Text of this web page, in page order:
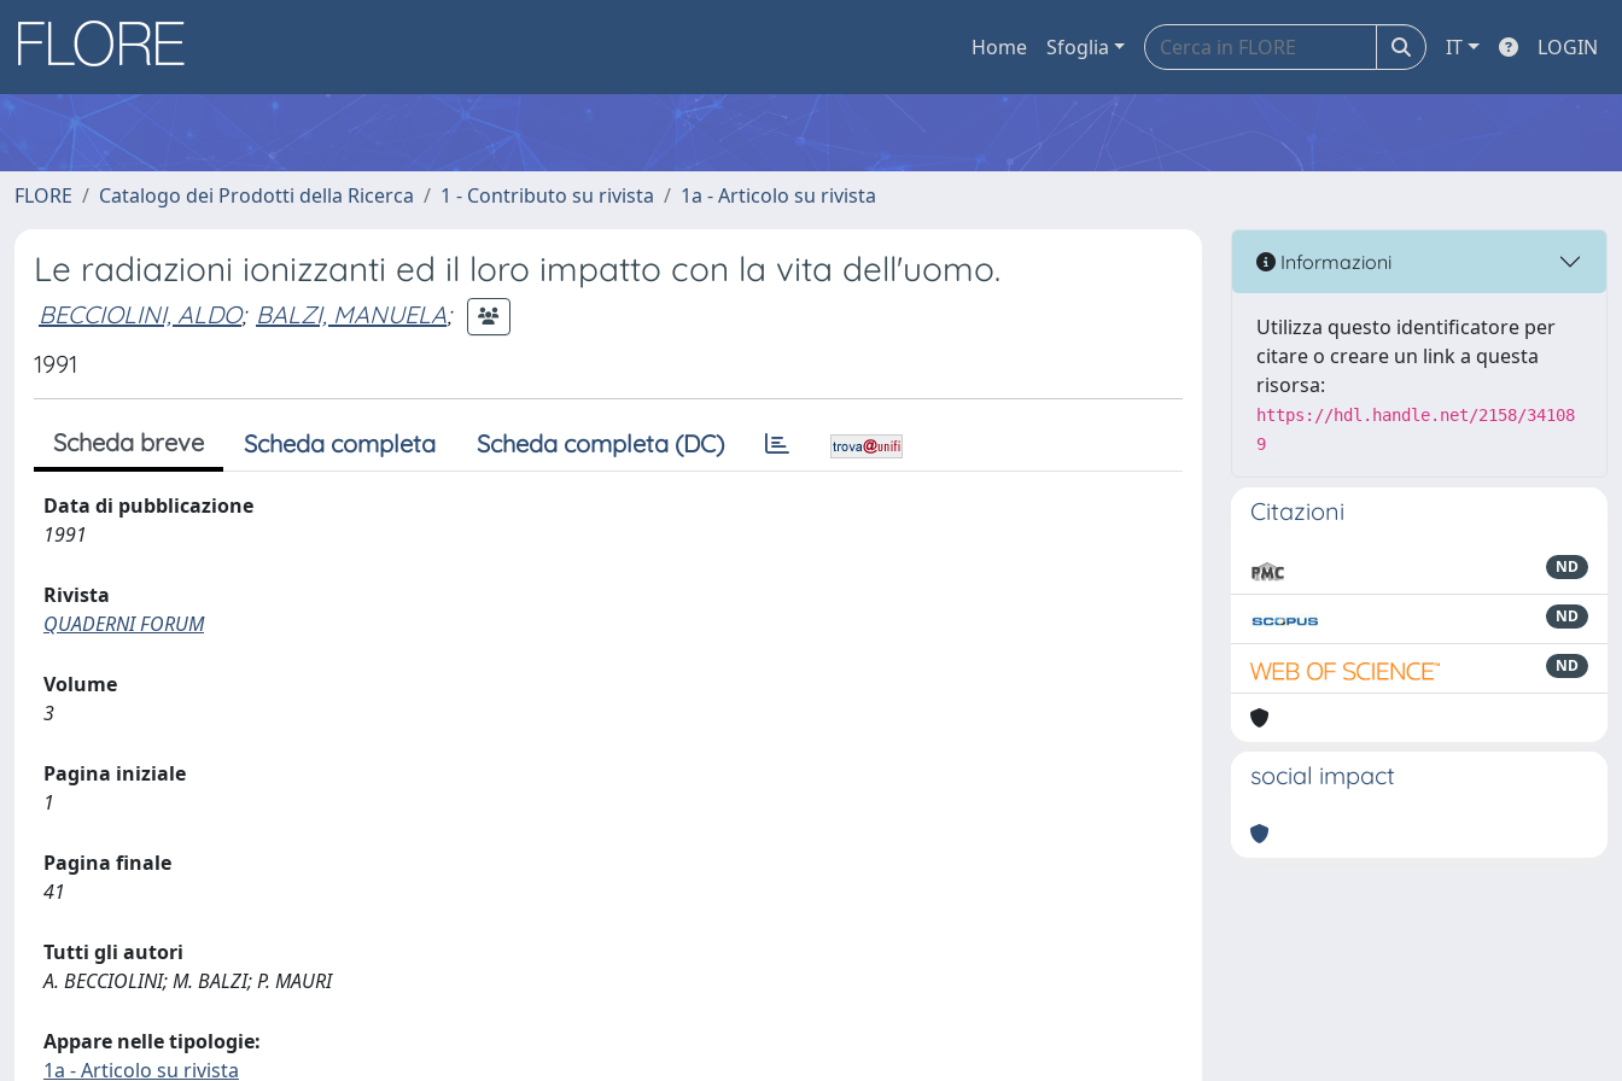
Home Sfoglia IT LOGIN
FLORE Catalogo dei Prodotti della Ricerca 1 - Contributo su rivista 1a - Articolo su rivista
Le radiazioni ionizzanti ed il loro impatto con la vita dell'uomo.
BECCIOLINI, ALDO; BALZI, MANUELA;
1991
Scheda breve Scheda completa Scheda completa (DC)
Data di pubblicazione
1991
Rivista
QUADERNI FORUM
Volume
3
Pagina iniziale
1
Pagina finale
41
Tutti gli autori
A. BECCIOLINI; M. BALZI; P. MAURI
Appare nelle tipologie:
1a - Articolo su rivista
Informazioni
Utilizza questo identificatore per
citare o creare un link a questa
risorsa:
https://hdl.handle.net/2158/34108
9
Citazioni
ND
ND
ND
social impact